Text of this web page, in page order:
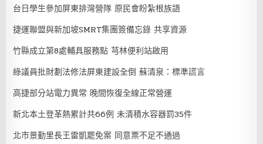
台日學生參加屏東排灣營隊 原民會盼紮根族語
捷運聯盟與新加坡SMRT集團簽備忘錄 共享資源
竹縣成立第8處輔具服務點 芎林便利站啟用
綠議員批財劃法修法屏東建設全倒 蘇清泉：標準謊言
高捷部分站電力異常 晚間恢復全線正常營運
新北本土登革熱累計共66例 未清積水容器罰35件
北市景勤里長王雷凱罷免案 同意票不足不通過